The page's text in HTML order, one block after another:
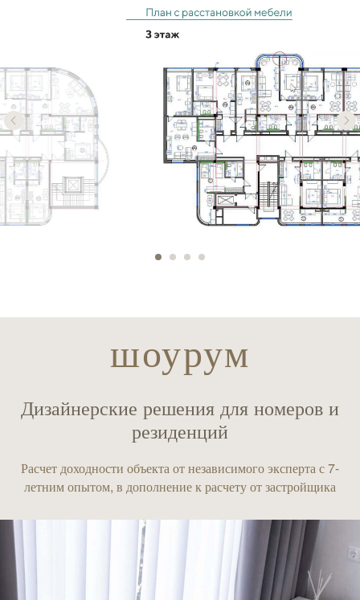
шоурум
Дизайнерские решения для номеров и
резиденций
Расчет доходности объекта от независимого эксперта с 7-
летним опытом, в дополнение к расчету от застройщика